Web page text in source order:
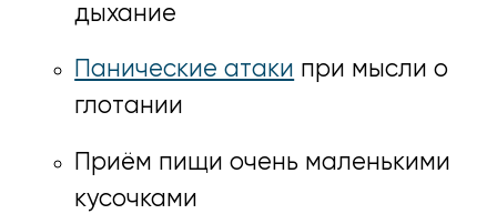
дыхание
Панические атаки при мысли о
глотании
Приём пищи очень маленькими
кусочками